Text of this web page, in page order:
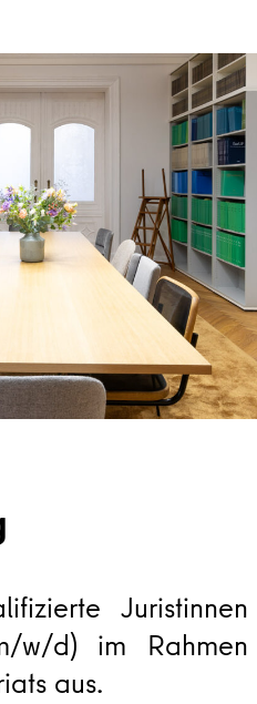
Juristinnen
w/d) im Rahmen
aus.